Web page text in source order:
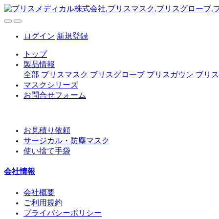
ログイン 新規登録
トップ
製品情報
全部 ブリスマスク ブリスグローブ ブリスガウン ブリ
マスクシリーズ
お問合せフォーム
お見積り依頼
サージカル・防塵マスク
使い捨て手袋
会社情報
会社概要
ご利用規約
プライバシーポリシー